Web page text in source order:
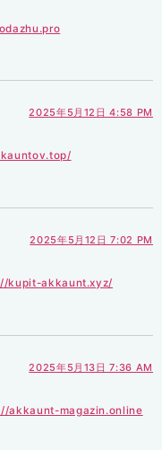
2025年5月12日 4:58 PM
2025年5月12日 7:02 PM
kupit-akkaunt.xyz/
2025年5月13日 7:36 AM
akkaunt-magazin.online